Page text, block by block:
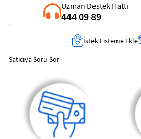
Uzman Destek Hattı
444 09 89
İstek Listeme Ekle
Satıcıya Soru Sor